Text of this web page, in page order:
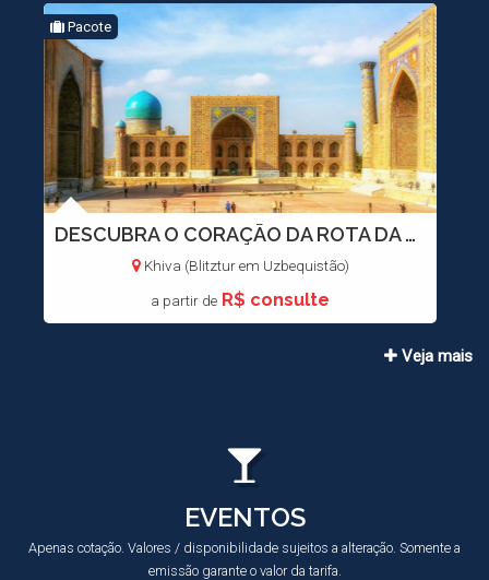
Pacote
DESCUBRA O CORAÇÃO DA ROTA DA SEDA!
Khiva (Blitztur em Uzbequistão)
a partir de R$ consulte
Veja mais
EVENTOS
Apenas cotação. Valores / disponibilidade sujeitos a alteração. Somente a
emissão garante o valor da tarifa.